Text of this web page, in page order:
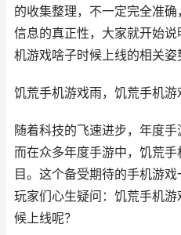
的收集整理，不一定完全准
信息的真正性，大家就开始
机游戏啥子时候上线的相关姿
饥荒手机游戏雨，饥荒手机
随着科技的飞速进步，年度手
而在众多年度手游中，饥荒
目。这个备受期待的手机游
玩家们心生疑问：饥荒手机
候上线呢？